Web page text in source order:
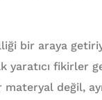
bir araya
yaratıcı fikirler
materyal değil,